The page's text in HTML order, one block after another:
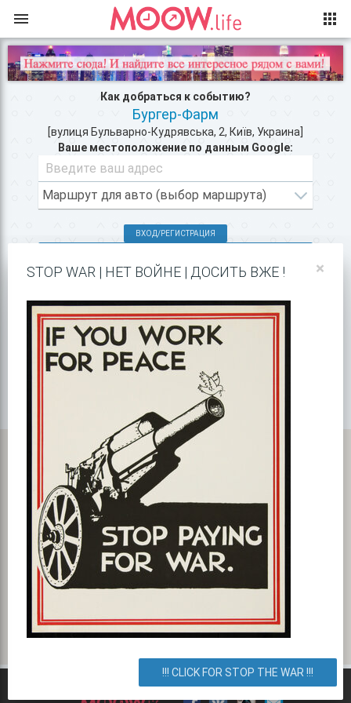
Как добраться к событию?
Бургер-Фарм
[вулиця Бульварно-Кудрявська, 2, Київ, Украина]
Ваше местоположение по данным Google:
ВХОД/РЕГИСТРАЦИЯ
ПЕРЕКУСИТЬ НЕДАЛЕКО >>
ПОКАЗАТЬ НА GOOGLE MAPS!
Карта с маршрутом, как добратся на мероприятие или проехать
к событию. Бургер-Фарм
вулиця Бульварно-Кудрявська, 2, Київ, Украина. Как
добраться? Как доехать? Маршрут.
×
STOP WAR | НЕТ ВОЙНЕ | ДОСИТЬ ВЖЕ !
!!! CLICK FOR STOP THE WAR !!!